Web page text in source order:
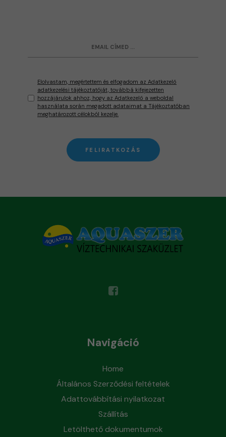
Elolvastam, megértettem és elfogadom az Adatkezelő
adatkezelési tájékoztatóját, továbbá kifejezetten
hozzájárulok ahhoz, hogy az Adatkezelő a weboldal
használata során megadott adataimat a Tájékoztatóban
meghatározott célokból kezelje.
FELIRATKOZÁS
Navigáció
Home
Általános Szerződési feltételek
Adattovábbítási nyilatkozat
Szállítás
Letölthető dokumentumok